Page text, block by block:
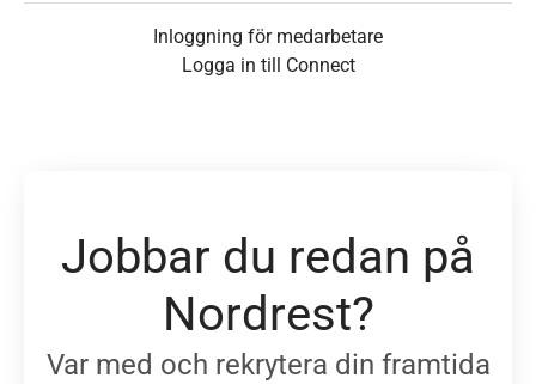
Inloggning för medarbetare
Logga in till Connect
Jobbar du redan på
Nordrest?
Var med och rekrytera din framtida